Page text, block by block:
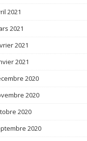
2021
2021
2021
2021
2020
2020
2020
2020